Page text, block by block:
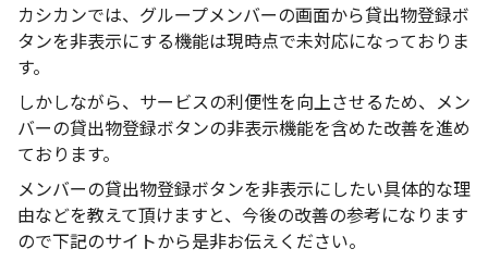
カシカンでは、グループメンバーの画面から貸出物登録ボ
タンを非表示にする機能は現時点で未対応になっておりま
す。
しかしながら、サービスの利便性を向上させるため、メン
バーの貸出物登録ボタンの非表示機能を含めた改善を進め
ております。
メンバーの貸出物登録ボタンを非表示にしたい具体的な理
由などを教えて頂けますと、今後の改善の参考になります
ので下記のサイトから是非お伝えください。